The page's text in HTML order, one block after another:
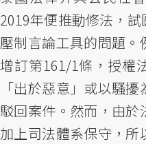
2019年便推動修法，
壓制言論工具的問題。
增訂第161/1條，授權
「出於惡意」或以騷
駁回案件。然而，由於
加上司法體系保守，